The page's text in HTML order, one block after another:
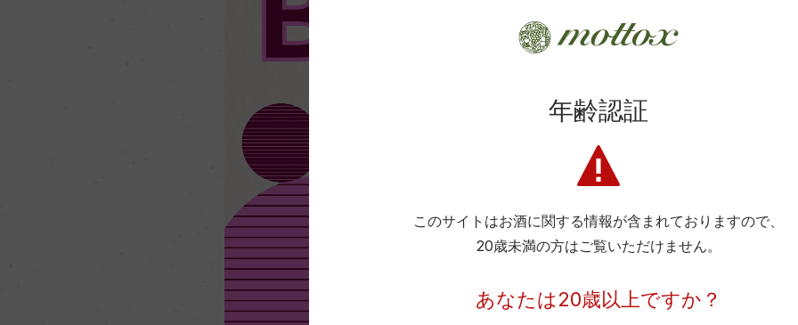
年齢認証
このサイトはお酒に関する情報が含まれておりますので、
20歳未満の方はご覧いただけません。
あなたは20歳以上ですか？